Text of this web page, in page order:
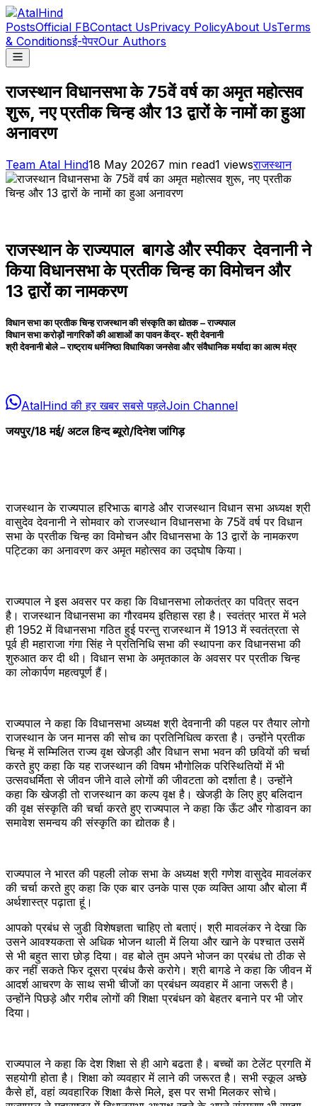
PostsOfficial FBContact UsPrivacy PolicyAbout UsTerms
& Conditionsई-पेपरOur Authors
राजस्थान विधानसभा के 75वें वर्ष का अमृत महोत्सव
शुरू, नए प्रतीक चिन्ह और 13 द्वारों के नामों का हुआ
अनावरण
Team Atal Hind18 May 20267 min read1 viewsराजस्थान
राजस्थान के राज्यपाल बागडे और स्‍पीकर देवनानी ने
किया विधानसभा के प्रतीक चिन्ह का विमोचन और
13 द्वारों का नामकरण
विधान सभा का प्रतीक चिन्ह राजस्थान की संस्कृति का द्योतक – राज्यपाल
विधान सभा करोड़ों नागरिकों की आशाओं का पावन केंद्र- श्री देवनानी
श्री देवनानी बोले – राष्ट्राय धर्मनिष्ठा विधायिका जनसेवा और संवैधानिक मर्यादा का आत्म मंत्र
AtalHind की हर खबर सबसे पहलेJoin Channel
जयपुर/18 मई/ अटल हिन्द ब्यूरो/दिनेश जांगिड़
राजस्थान के राज्यपाल हरिभाऊ बागडे और राजस्‍थान विधान सभा अध्‍यक्ष श्री
वासुदेव देवनानी ने सोमवार को राजस्थान विधानसभा के 75वें वर्ष पर विधान
सभा के प्रतीक चिन्ह का विमोचन और विधानसभा के 13 द्वारों के नामकरण
पट्टिका का अनावरण कर अमृत महोत्‍सव का उद्घोष किया।
राज्यपाल ने इस अवसर पर कहा कि विधानसभा लोकतंत्र का पवित्र सदन
है। राजस्थान विधानसभा का गौरवमय इतिहास रहा है। स्वतंत्र भारत में भले
ही 1952 में विधानसभा गठित हुई परन्तु राजस्थान में 1913 में स्वतंत्रता से
पूर्व ही महाराजा गंगा सिंह ने प्रतिनिधि सभा की स्थापना कर विधानसभा की
शुरुआत कर दी थी। विधान सभा के अमृतकाल के अवसर पर प्रतीक चिन्ह
का लोकार्पण महत्वपूर्ण हैं।
राज्यपाल ने कहा कि विधानसभा अध्यक्ष श्री देवनानी की पहल पर तैयार लोगो
राजस्थान के जन मानस की सोच का प्रतिनिधित्व करता है। उन्होंने प्रतीक
चिन्ह में सम्मिलित राज्य वृक्ष खेजड़ी और विधान सभा भवन की छवियों की चर्चा
करते हुए कहा कि यह राजस्थान की विषम भौगोलिक परिस्थितियों में भी
उत्सवधर्मिता से जीवन जीने वाले लोगों की जीवटता को दर्शाता है। उन्होंने
कहा कि खेजड़ी तो राजस्थान का कल्प वृक्ष है। खेजड़ी के लिए हुए बलिदान
की वृक्ष संस्कृति की चर्चा करते हुए राज्‍यपाल ने कहा कि ऊँट और गोडावन का
समावेश समन्वय की संस्कृति का द्योतक है।
राज्यपाल ने भारत की पहली लोक सभा के अध्यक्ष श्री गणेश वासुदेव मावलंकर
की चर्चा करते हुए कहा कि एक बार उनके पास एक व्यक्ति आया और बोला मैं
अर्थशास्त्र पढ़ाता हूं।
आपको प्रबंध से जुडी विशेषज्ञता चाहिए तो बताएं। श्री मावलंकर ने देखा कि
उसने आवश्यकता से अधिक भोजन थाली में लिया और खाने के पश्चात उसमें
से भी बहुत सारा छोड़ दिया। वह बोले तुम अपने भोजन का प्रबंध तो ठीक से
कर नहीं सकते फिर दूसरा प्रबंध कैसे करोगे। श्री बागडे ने कहा कि जीवन में
आदर्श आचरण के साथ सभी चीजों का प्रबंधन व्यवहार में आना जरूरी है।
उन्होंने पिछड़े और गरीब लोगों की शिक्षा प्रबंधन को बेहतर बनाने पर भी जोर
दिया।
राज्‍यपाल ने कहा कि देश शिक्षा से ही आगे बढता है। बच्चों का टेलेंट प्रगति‍ में
सहयोगी होता है। शिक्षा को व्यवहार में लाने की जरूरत है। सभी स्कूल अच्छे
कैसे हों, वहां व्यवहारिक शिक्षा कैसे मिले, इस पर सभी मिलकर सोचे।